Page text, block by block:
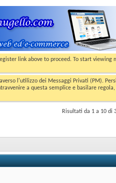
link above to proceed. To start
l'utilizzo dei Messaggi Privati (PM).
a questa semplice e basilare
Risultati da 1 a 10 di